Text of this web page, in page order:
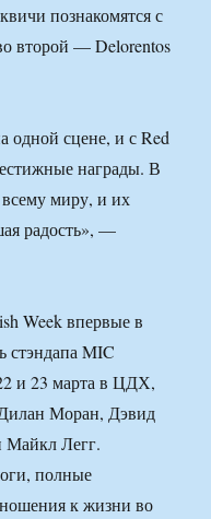
познакомятся с
второй — Delorentos
одной сцене, и с Red
награды. В
миру, и их
радость», —
Week впервые в
стэндапа MIC
и 23 марта в ЦДХ,
Моран, Дэвид
Майкл Легг.
полные
к жизни во